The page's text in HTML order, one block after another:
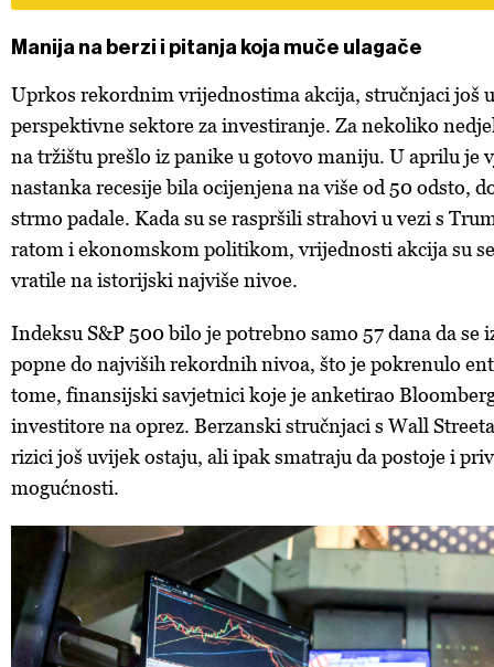
Manija na berzi i pitanja koja muče ulagače
Uprkos rekordnim vrijednostima akcija, stručnjaci još
perspektivne sektore za investiranje. Za nekoliko
na tržištu prešlo iz panike u gotovo maniju. U aprilu je
nastanka recesije bila ocijenjena na više od 50 odsto,
strmo padale. Kada su se raspršili strahovi u vezi s
ratom i ekonomskom politikom, vrijednosti akcija su
vratile na istorijski najviše nivoe.
Indeksu S&P 500 bilo je potrebno samo 57 dana da se
popne do najviših rekordnih nivoa, što je pokrenulo
tome, finansijski savjetnici koje je anketirao
investitore na oprez. Berzanski stručnjaci s Wall
rizici još uvijek ostaju, ali ipak smatraju da postoje i
mogućnosti.